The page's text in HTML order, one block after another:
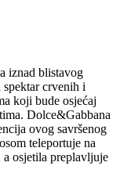
iznad blistavog
spektar crvenih i
koji bude osjećaj
Dolce&Gabbana
ovog savršenog
teleportuje na
osjetila preplavljuje